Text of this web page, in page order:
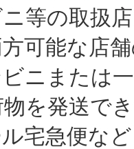
等の取扱
可能な店
または一
を発送で
急便など